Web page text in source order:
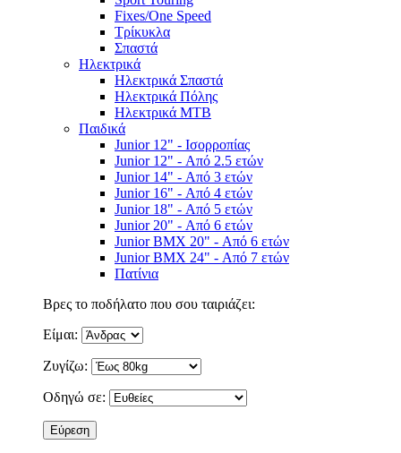
Fixes/One Speed
Τρίκυκλα
Σπαστά
Ηλεκτρικά
Ηλεκτρικά Σπαστά
Ηλεκτρικά Πόλης
Ηλεκτρικά MTB
Παιδικά
Junior 12" - Ισορροπίας
Junior 12" - Από 2.5 ετών
Junior 14" - Από 3 ετών
Junior 16" - Από 4 ετών
Junior 18" - Από 5 ετών
Junior 20" - Από 6 ετών
Junior BMX 20" - Από 6 ετών
Junior BMX 24" - Από 7 ετών
Πατίνια
Βρες το ποδήλατο που σου ταιριάζει:
Είμαι:
Ζυγίζω:
Οδηγώ σε: